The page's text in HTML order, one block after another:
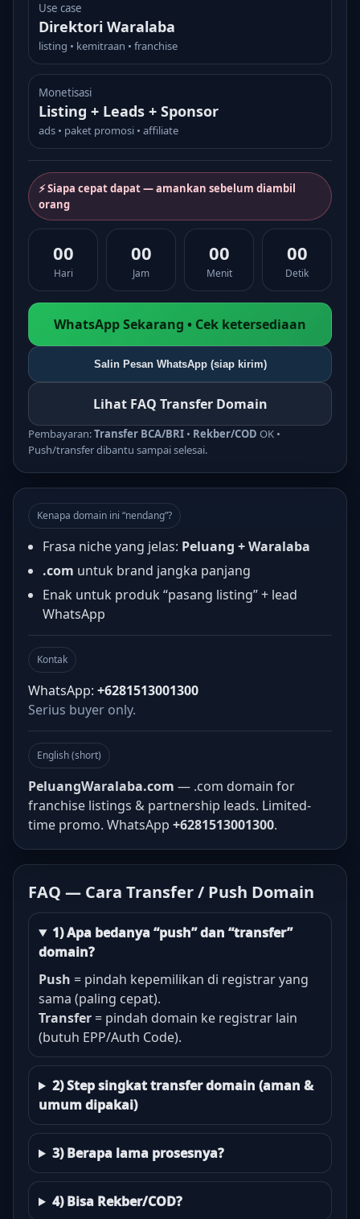
Use case
Direktori Waralaba
listing • kemitraan • franchise
Monetisasi
Listing + Leads + Sponsor
ads • paket promosi • affiliate
⚡ Siapa cepat dapat — amankan sebelum diambil
orang
00
Hari
00
Jam
00
Menit
00
Detik
WhatsApp Sekarang • Cek ketersediaan
Salin Pesan WhatsApp (siap kirim)
Lihat FAQ Transfer Domain
Pembayaran:Transfer BCA/BRI • Rekber/COD OK •
Push/transfer dibantu sampai selesai.
Kenapa domain ini “nendang”?
Frasa niche yang jelas: Peluang + Waralaba
.com untuk brand jangka panjang
Enak untuk produk “pasang listing” + lead
WhatsApp
Kontak
WhatsApp: +6281513001300
Serius buyer only.
English (short)
PeluangWaralaba.com — .com domain for
franchise listings & partnership leads. Limited-
time promo. WhatsApp +6281513001300.
FAQ — Cara Transfer / Push Domain
1) Apa bedanya “push” dan “transfer”
domain?
Push = pindah kepemilikan di registrar yang
sama (paling cepat).
Transfer = pindah domain ke registrar lain
(butuh EPP/Auth Code).
2) Step singkat transfer domain (aman &
umum dipakai)
3) Berapa lama prosesnya?
4) Bisa Rekber/COD?